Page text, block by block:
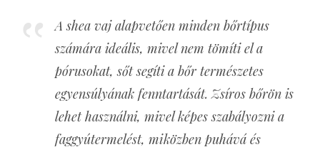
A shea vaj alapvetően minden bőrtípus
számára ideális, mivel nem tömíti el a
pórusokat, sőt segíti a bőr természetes
egyensúlyának fenntartását. Zsíros bőrön is
lehet használni, mivel képes szabályozni a
faggyútermelést, miközben puhává és